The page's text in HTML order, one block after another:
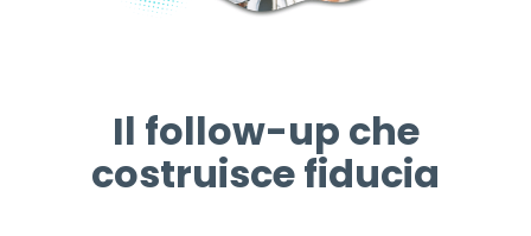
Il follow-up che
costruisce fiducia